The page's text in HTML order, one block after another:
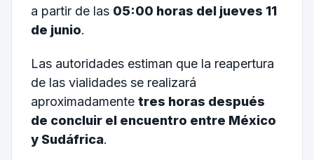
a partir de las 05:00 horas del jueves 11
de junio.
Las autoridades estiman que la reapertura
de las vialidades se realizará
aproximadamente tres horas después
de concluir el encuentro entre México
y Sudáfrica.